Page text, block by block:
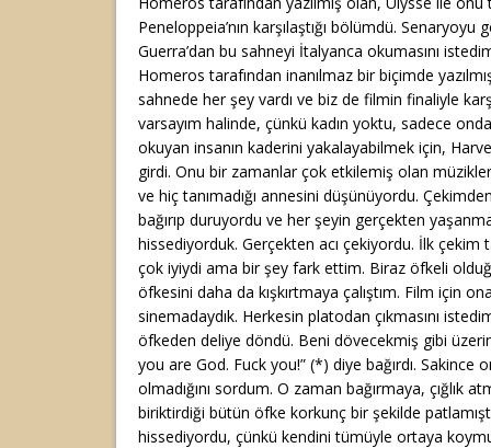
Peneloppeia’nın karşılaştığı bölümdü.
Guerra’dan bu sahneyi İtalyanca okumasını
Homeros tarafından inanılmaz bir biçimde
sahnede her şey vardı ve biz de filmin finaliyle
varsayım halinde, çünkü kadın yoktu, sadece
okuyan insanın kaderini yakalayabilmek için,
girdi. Onu bir zamanlar çok etkilemiş olan
ve hiç tanımadığı annesini düşünüyordu.
bağırıp duruyordu ve her şeyin gerçekten
hissediyorduk. Gerçekten acı çekiyordu. İlk çekim
çok iyiydi ama bir şey fark ettim. Biraz öfkeli
öfkesini daha da kışkırtmaya çalıştım. Film için
sinemadaydık. Herkesin platodan çıkmasını
öfkeden deliye döndü. Beni dövecekmiş gibi
you are God. Fuck you!” (*) diye bağırdı. Sakince
olmadığını sordum. O zaman bağırmaya, çığlık
biriktirdiği bütün öfke korkunç bir şekilde
hissediyordu, çünkü kendini tümüyle ortaya